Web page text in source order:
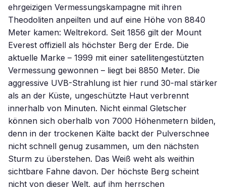
ehrgeizigen Vermessungskampagne mit ihren
Theodoliten anpeilten und auf eine Höhe von 8840
Meter kamen: Weltrekord. Seit 1856 gilt der Mount
Everest offiziell als höchster Berg der Erde. Die
aktuelle Marke – 1999 mit einer satellitengestützten
Vermessung gewonnen – liegt bei 8850 Meter. Die
aggressive UVB-Strahlung ist hier rund 30-mal stärker
als an der Küste, ungeschützte Haut verbrennt
innerhalb von Minuten. Nicht einmal Gletscher
können sich oberhalb von 7000 Höhenmetern bilden,
denn in der trockenen Kälte backt der Pulverschnee
nicht schnell genug zusammen, um den nächsten
Sturm zu überstehen. Das Weiß weht als weithin
sichtbare Fahne davon. Der höchste Berg scheint
nicht von dieser Welt, auf ihm herrschen